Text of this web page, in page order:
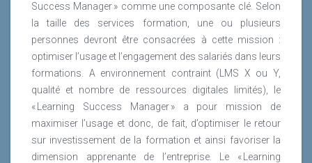
Success Manager » comme une composante clé. Selon
la taille des services formation, une ou plusieurs
personnes devront être consacrées à cette mission :
optimiser l’usage et l’engagement des salariés dans leurs
formations. A environnement contraint (LMS X ou Y,
qualité et nombre de ressources digitales limités), le
« Learning Success Manager » a pour mission de
maximiser l’usage et donc, de fait, d’optimiser le retour
sur investissement de la formation et ainsi favoriser la
dimension apprenante de l’entreprise. Le « Learning